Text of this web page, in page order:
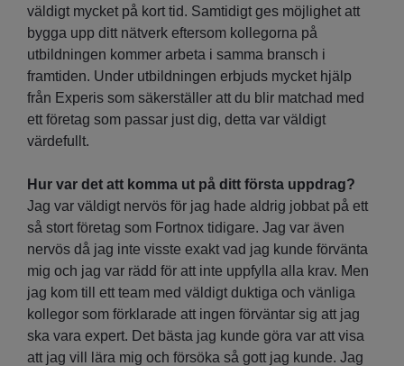
väldigt mycket på kort tid. Samtidigt ges möjlighet att
bygga upp ditt nätverk eftersom kollegorna på
utbildningen kommer arbeta i samma bransch i
framtiden. Under utbildningen erbjuds mycket hjälp
från Experis som säkerställer att du blir matchad med
ett företag som passar just dig, detta var väldigt
värdefullt.
Hur var det att komma ut på ditt första uppdrag?
Jag var väldigt nervös för jag hade aldrig jobbat på ett
så stort företag som Fortnox tidigare. Jag var även
nervös då jag inte visste exakt vad jag kunde förvänta
mig och jag var rädd för att inte uppfylla alla krav. Men
jag kom till ett team med väldigt duktiga och vänliga
kollegor som förklarade att ingen förväntar sig att jag
ska vara expert. Det bästa jag kunde göra var att visa
att jag vill lära mig och försöka så gott jag kunde. Jag